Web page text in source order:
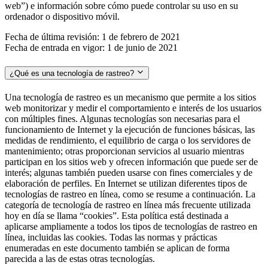
web”) e información sobre cómo puede controlar su uso en su
ordenador o dispositivo móvil.
Fecha de última revisión: 1 de febrero de 2021
Fecha de entrada en vigor: 1 de junio de 2021
¿Qué es una tecnología de rastreo?
Una tecnología de rastreo es un mecanismo que permite a los sitios
web monitorizar y medir el comportamiento e interés de los usuarios
con múltiples fines. Algunas tecnologías son necesarias para el
funcionamiento de Internet y la ejecución de funciones básicas, las
medidas de rendimiento, el equilibrio de carga o los servidores de
mantenimiento; otras proporcionan servicios al usuario mientras
participan en los sitios web y ofrecen información que puede ser de
interés; algunas también pueden usarse con fines comerciales y de
elaboración de perfiles. En Internet se utilizan diferentes tipos de
tecnologías de rastreo en línea, como se resume a continuación. La
categoría de tecnología de rastreo en línea más frecuente utilizada
hoy en día se llama “cookies”. Esta política está destinada a
aplicarse ampliamente a todos los tipos de tecnologías de rastreo en
línea, incluidas las cookies. Todas las normas y prácticas
enumeradas en este documento también se aplican de forma
parecida a las de estas otras tecnologías.